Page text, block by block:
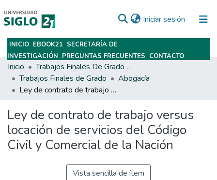
Iniciar sesión (current)
Subir
INICIO EBOOK21 SECRETARÍA DE
INVESTIGACIÓN PREGUNTAS FRECUENTES CONTACTO
Inicio
Trabajos Finales De Grado Y Posgrado
Trabajos Finales de Grado
Abogacía
Ley de contrato de trabajo versus locación de servicios del Código Civil y Comercial de la Nación
Ley de contrato de trabajo versus
locación de servicios del Código
Civil y Comercial de la Nación
Vista sencilla de ítem